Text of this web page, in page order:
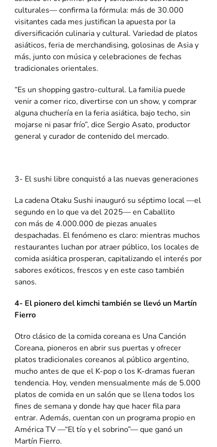
culturales— confirma la fórmula: más de 30.000
visitantes cada mes justifican la apuesta por la
diversificación culinaria y cultural. Variedad de platos
asiáticos, feria de merchandising, golosinas de Asia y
más, junto con música y celebraciones de fechas
tradicionales orientales.
“Es un shopping gastro-cultural. La familia puede
venir a comer rico, divertirse con un show, y comprar
alguna chuchería en la feria asiática, bajo techo, sin
mojarse ni pasar frío”, dice Sergio Asato, productor
general y curador de contenido del mercado.
3- El sushi libre conquistó a las nuevas generaciones
La cadena Otaku Sushi inauguró su séptimo local —el
segundo en lo que va del 2025— en Caballito
con más de 4.000.000 de piezas anuales
despachadas. El fenómeno es claro: mientras muchos
restaurantes luchan por atraer público, los locales de
comida asiática prosperan, capitalizando el interés por
sabores exóticos, frescos y en este caso también
sanos.
4- El pionero del kimchi también se llevó un Martín
Fierro
Otro clásico de la comida coreana es Una Canción
Coreana, pioneros en abrir sus puertas y ofrecer
platos tradicionales coreanos al público argentino,
mucho antes de que el K-pop o los K-dramas fueran
tendencia. Hoy, venden mensualmente más de 5.000
platos de comida en un salón que se llena todos los
fines de semana y donde hay que hacer fila para
entrar. Además, cuentan con un programa propio en
América TV —“El tío y el sobrino”— que ganó un
Martín Fierro.